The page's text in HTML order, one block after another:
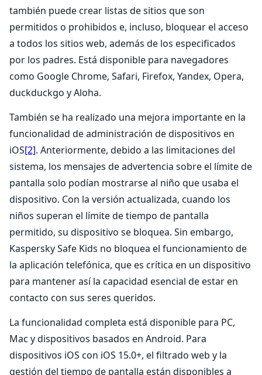
también puede crear listas de sitios que son
permitidos o prohibidos e, incluso, bloquear el acceso
a todos los sitios web, además de los especificados
por los padres. Está disponible para navegadores
como Google Chrome, Safari, Firefox, Yandex, Opera,
duckduckgo y Aloha.
También se ha realizado una mejora importante en la
funcionalidad de administración de dispositivos en
iOS[2]. Anteriormente, debido a las limitaciones del
sistema, los mensajes de advertencia sobre el límite de
pantalla solo podían mostrarse al niño que usaba el
dispositivo. Con la versión actualizada, cuando los
niños superan el límite de tiempo de pantalla
permitido, su dispositivo se bloquea. Sin embargo,
Kaspersky Safe Kids no bloquea el funcionamiento de
la aplicación telefónica, que es crítica en un dispositivo
para mantener así la capacidad esencial de estar en
contacto con sus seres queridos.
La funcionalidad completa está disponible para PC,
Mac y dispositivos basados ​​en Android. Para
dispositivos iOS con iOS 15.0+, el filtrado web y la
gestión del tiempo de pantalla están disponibles a